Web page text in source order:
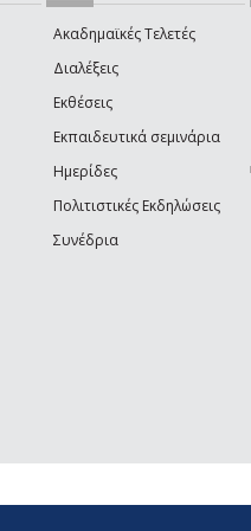
Ακαδημαϊκές Τελετές
Διαλέξεις
Εκθέσεις
Εκπαιδευτικά σεμινάρια
Ημερίδες
Πολιτιστικές Εκδηλώσεις
Συνέδρια